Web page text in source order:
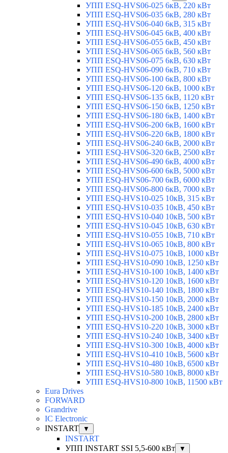
УПП ESQ-HVS06-025 6кВ, 220 кВт
УПП ESQ-HVS06-035 6кВ, 280 кВт
УПП ESQ-HVS06-040 6кВ, 315 кВт
УПП ESQ-HVS06-045 6кВ, 400 кВт
УПП ESQ-HVS06-055 6кВ, 450 кВт
УПП ESQ-HVS06-065 6кВ, 560 кВт
УПП ESQ-HVS06-075 6кВ, 630 кВт
УПП ESQ-HVS06-090 6кВ, 710 кВт
УПП ESQ-HVS06-100 6кВ, 800 кВт
УПП ESQ-HVS06-120 6кВ, 1000 кВт
УПП ESQ-HVS06-135 6кВ, 1120 кВт
УПП ESQ-HVS06-150 6кВ, 1250 кВт
УПП ESQ-HVS06-180 6кВ, 1400 кВт
УПП ESQ-HVS06-200 6кВ, 1600 кВт
УПП ESQ-HVS06-220 6кВ, 1800 кВт
УПП ESQ-HVS06-240 6кВ, 2000 кВт
УПП ESQ-HVS06-320 6кВ, 2500 кВт
УПП ESQ-HVS06-490 6кВ, 4000 кВт
УПП ESQ-HVS06-600 6кВ, 5000 кВт
УПП ESQ-HVS06-700 6кВ, 6000 кВт
УПП ESQ-HVS06-800 6кВ, 7000 кВт
УПП ESQ-HVS10-025 10кВ, 315 кВт
УПП ESQ-HVS10-035 10кВ, 450 кВт
УПП ESQ-HVS10-040 10кВ, 500 кВт
УПП ESQ-HVS10-045 10кВ, 630 кВт
УПП ESQ-HVS10-055 10кВ, 710 кВт
УПП ESQ-HVS10-065 10кВ, 800 кВт
УПП ESQ-HVS10-075 10кВ, 1000 кВт
УПП ESQ-HVS10-090 10кВ, 1250 кВт
УПП ESQ-HVS10-100 10кВ, 1400 кВт
УПП ESQ-HVS10-120 10кВ, 1600 кВт
УПП ESQ-HVS10-140 10кВ, 1800 кВт
УПП ESQ-HVS10-150 10кВ, 2000 кВт
УПП ESQ-HVS10-185 10кВ, 2400 кВт
УПП ESQ-HVS10-200 10кВ, 2800 кВт
УПП ESQ-HVS10-220 10кВ, 3000 кВт
УПП ESQ-HVS10-240 10кВ, 3400 кВт
УПП ESQ-HVS10-300 10кВ, 4000 кВт
УПП ESQ-HVS10-410 10кВ, 5600 кВт
УПП ESQ-HVS10-480 10кВ, 6500 кВт
УПП ESQ-HVS10-580 10кВ, 8000 кВт
УПП ESQ-HVS10-800 10кВ, 11500 кВт
Eura Drives
FORWARD
Grandrive
IC Electronic
INSTART
▼
INSTART
УПП INSTART SSI 5,5-600 кВт
▼